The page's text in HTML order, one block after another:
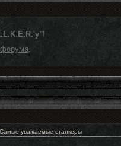
!
.
Самые уважаемые сталкеры